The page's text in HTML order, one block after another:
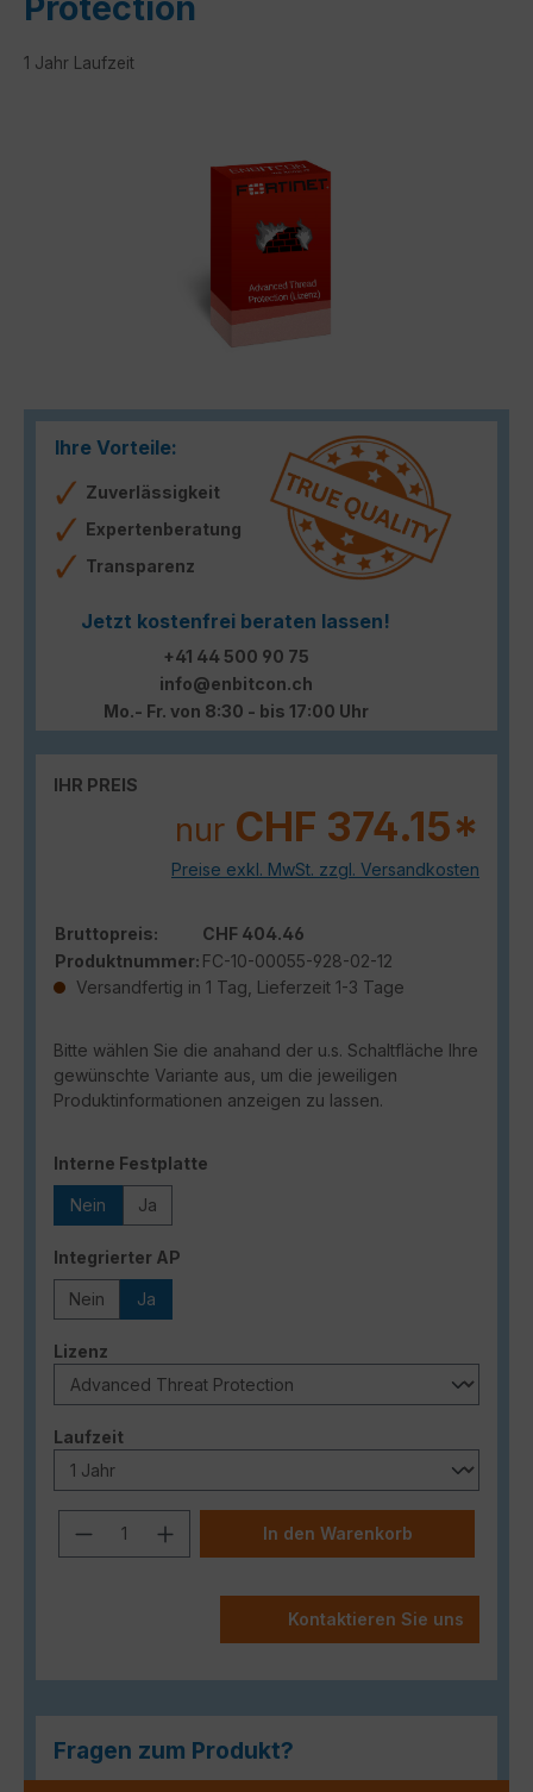
1 Jahr Laufzeit
Ihre Vorteile:
Zuverlässigkeit
Expertenberatung
Transparenz
Jetzt kostenfrei beraten lassen!
+41 44 500 90 75
info@enbitcon.ch
Mo.- Fr. von 8:30 - bis 17:00 Uhr
IHR PREIS
nur CHF 374.15*
Preise exkl. MwSt. zzgl. Versandkosten
Bruttopreis:
CHF 404.46
Produktnummer: FC-10-00055-928-02-12
Versandfertig in 1 Tag, Lieferzeit 1-3 Tage
Bitte wählen Sie die anahand der u.s. Schaltfläche Ihre
gewünschte Variante aus, um die jeweiligen
Produktinformationen anzeigen zu lassen.
Interne Festplatte
Nein Ja
Integrierter AP
Nein Ja
Lizenz
Laufzeitauswählen
Produkt Anzahl: Gib den
In den Warenkorb
Kontaktieren Sie uns
Fragen zum Produkt?